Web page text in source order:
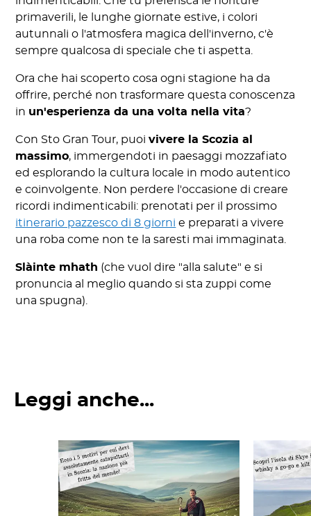
primaverili, le lunghe giornate estive, i colori
autunnali o l'atmosfera magica dell'inverno, c'è
sempre qualcosa di speciale che ti aspetta.
Ora che hai scoperto cosa ogni stagione ha da
offrire, perché non trasformare questa conoscenza
in un'esperienza da una volta nella vita?
Con Sto Gran Tour, puoivivere la Scozia al
massimo, immergendoti in paesaggi mozzafiato
ed esplorando la cultura locale in modo autentico
e coinvolgente. Non perdere l'occasione di creare
ricordi indimenticabili: prenotati per il prossimo
itinerario pazzesco di 8 giorni e preparati a vivere
una roba come non te la saresti mai immaginata.
Slàinte mhath (che vuol dire "alla salute" e si
pronuncia al meglio quando si sta zuppi come
una spugna).
Leggi anche...